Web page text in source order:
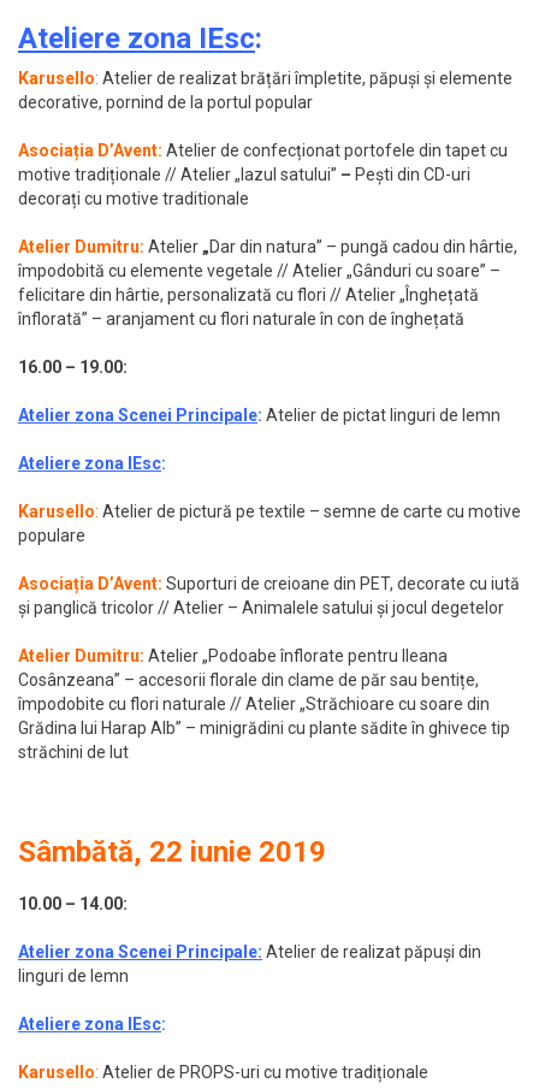
Ateliere zona IEsc:
Karusello: Atelier de realizat brățări împletite, păpuși și elemente
decorative, pornind de la portul popular
Asociația D’Avent: Atelier de confecționat portofele din tapet cu
motive tradiționale // Atelier „Iazul satului” – Pești din CD-uri
decorați cu motive traditionale
Atelier Dumitru: Atelier „Dar din natura” – pungă cadou din hârtie,
împodobită cu elemente vegetale // Atelier „Gânduri cu soare” –
felicitare din hârtie, personalizată cu flori // Atelier „Înghețată
înflorată” – aranjament cu flori naturale în con de înghețată
16.00 – 19.00:
Atelier zona Scenei Principale: Atelier de pictat linguri de lemn
Ateliere zona IEsc:
Karusello: Atelier de pictură pe textile – semne de carte cu motive
populare
Asociația D’Avent: Suporturi de creioane din PET, decorate cu iută
și panglică tricolor // Atelier – Animalele satului și jocul degetelor
Atelier Dumitru: Atelier „Podoabe înflorate pentru Ileana
Cosânzeana” – accesorii florale din clame de păr sau bentițe,
împodobite cu flori naturale // Atelier „Străchioare cu soare din
Grădina lui Harap Alb” – minigrădini cu plante sădite în ghivece tip
străchini de lut
Sâmbătă, 22 iunie 2019
10.00 – 14.00:
Atelier zona Scenei Principale: Atelier de realizat păpuși din
linguri de lemn
Ateliere zona IEsc:
Karusello: Atelier de PROPS-uri cu motive tradiționale